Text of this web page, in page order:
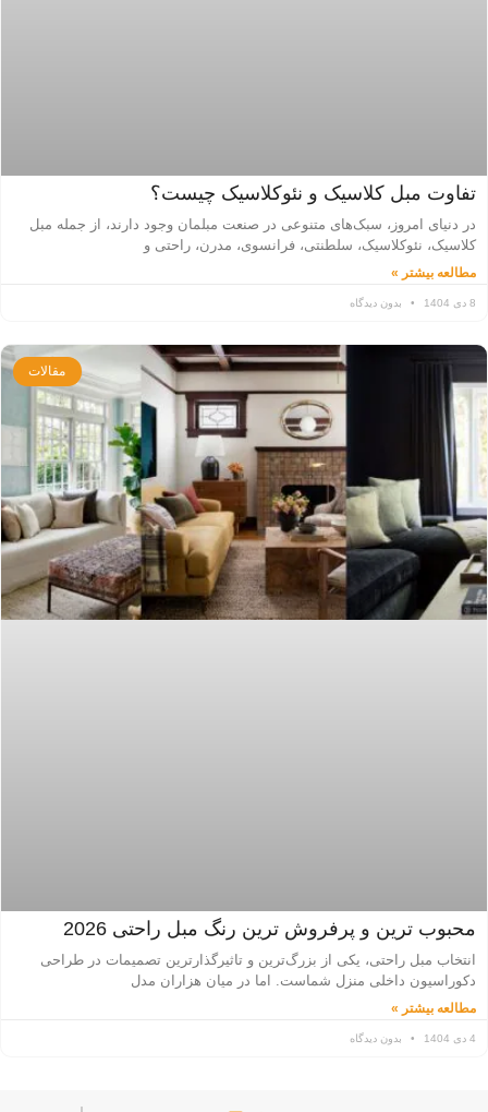
تفاوت‌ مبل کلاسیک و نئوکلاسیک چیست؟
در دنیای امروز، سبک‌های متنوعی در صنعت مبلمان وجود دارند، از جمله مبل
کلاسیک، نئوکلاسیک، سلطنتی، فرانسوی، مدرن، راحتی و
مطالعه بیشتر »
8 دی 1404 بدون دیدگاه
مقالات
محبوب ترین و پرفروش ترین رنگ مبل راحتی 2026
انتخاب مبل راحتی، یکی از بزرگ‌ترین و تاثیرگذارترین تصمیمات در طراحی
دکوراسیون داخلی منزل شماست. اما در میان هزاران مدل
مطالعه بیشتر »
4 دی 1404 بدون دیدگاه